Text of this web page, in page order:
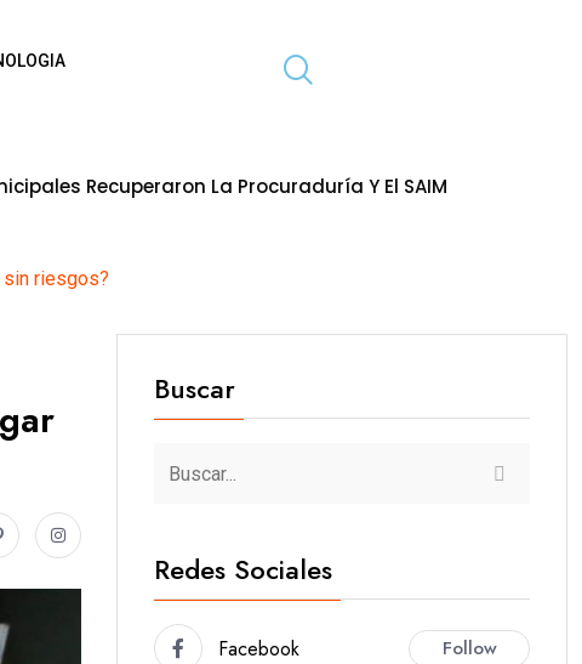
La Procuraduría Y El SAIMT 7 de agosto de 2026
sin riesgos?
Buscar
Redes Sociales
Facebook Follow